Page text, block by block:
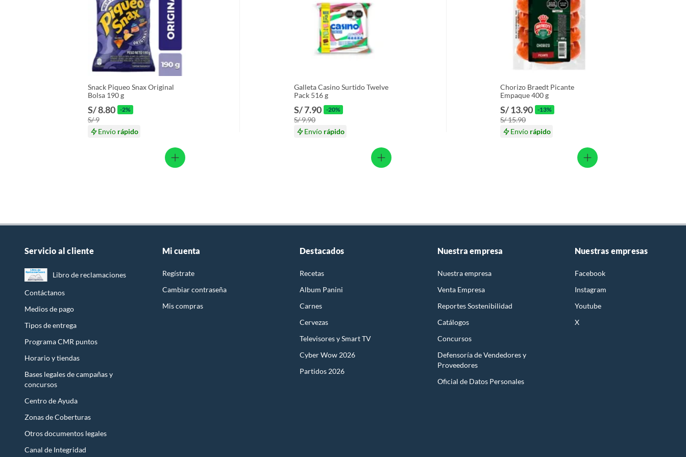
Licores y cigarros electrónicos.
Snack Piqueo Snax Original
Bolsa 190 g
S/ 8.80 -2%
S/ 9
Envío rápido
Galleta Casino Surtido Twelve
Pack 516 g
S/ 7.90 -20%
S/ 9.90
Envío rápido
Chorizo Braedt Picante
Empaque 400 g
S/ 13.90 -13%
S/ 15.90
Envío rápido
Servicio al cliente
Libro de reclamaciones
Contáctanos
Medios de pago
Tipos de entrega
Programa CMR puntos
Horario y tiendas
Bases legales de campañas y
concursos
Centro de Ayuda
Zonas de Coberturas
Otros documentos legales
Canal de Integridad
Mi cuenta
Regístrate
Cambiar contraseña
Mis compras
Destacados
Recetas
Album Panini
Carnes
Cervezas
Televisores y Smart TV
Cyber Wow 2026
Partidos 2026
Nuestra empresa
Nuestra empresa
Venta Empresa
Reportes Sostenibilidad
Catálogos
Concursos
Defensoría de Vendedores y
Proveedores
Oficial de Datos Personales
Nuestras empresas
Facebook
Instagram
Youtube
X